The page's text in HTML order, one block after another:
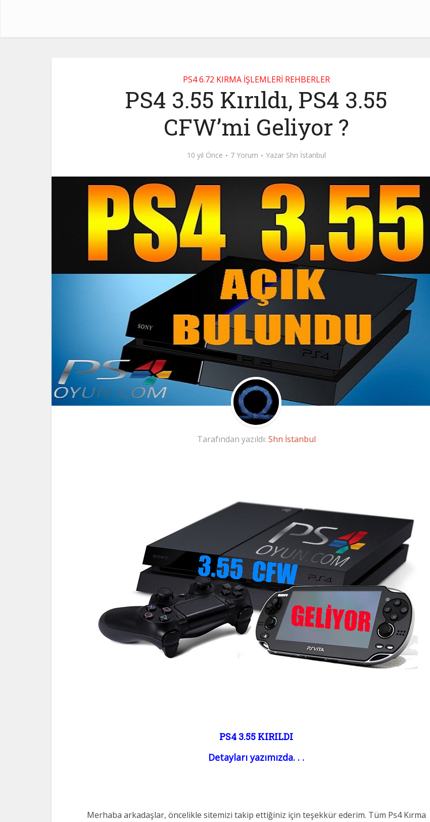
PS4 6.72 KIRMA İŞLEMLERİ REHBERLER
PS4 3.55 Kırıldı, PS4 3.55
CFW’mi Geliyor ?
10 yıl Önce 7 Yorum Yazar Shn İstanbul
Tarafından yazıldı: Shn İstanbul
PS4 3.55 KIRILDI
Detayları yazımızda. . .
Merhaba arkadaşlar, öncelikle sitemizi takip ettiğiniz için teşekkür ederim. Tüm Ps4 Kırma